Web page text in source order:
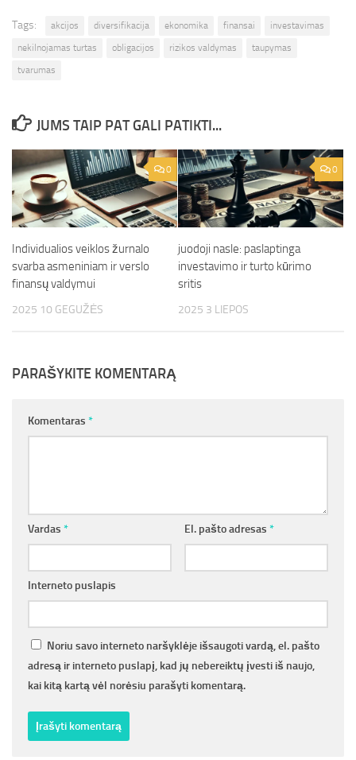
Tags: akcijos diversifikacija ekonomika finansai
investavimas
nekilnojamas turtas
obligacijos rizikos valdymas
taupymas
tvarumas
JUMS TAIP PAT GALI PATIKTI...
0
Individualios veiklos žurnalo
svarba asmeniniam ir verslo
finansų valdymui
2025 10 GEGUŽĖS
0
juodoji nasle: paslaptinga
investavimo ir turto kūrimo
sritis
2025 3 LIEPOS
PARAŠYKITE KOMENTARĄ
Komentaras *
Vardas * El. pašto adresas *
Interneto puslapis
Noriu savo interneto naršyklėje išsaugoti vardą, el. pašto
adresą ir interneto puslapį, kad jų nebereiktų įvesti iš naujo,
kai kitą kartą vėl norėsiu parašyti komentarą.